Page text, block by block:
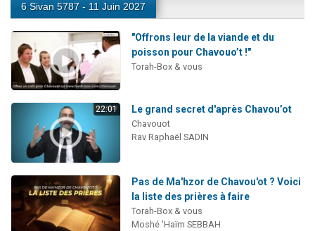
6 Sivan 5787 - 11 Juin 2027
"Offrons leur de la viande et du
poisson pour Chavouo’t !"
Torah-Box & vous
22:01 Le grand secret d'après Chavou’ot
Chavouot
Rav Raphaël SADIN
Pas de Ma'hzor de Chavou'ot ? Voici
la liste des prières à faire
Torah-Box & vous
Moshé 'Haïm SEBBAH